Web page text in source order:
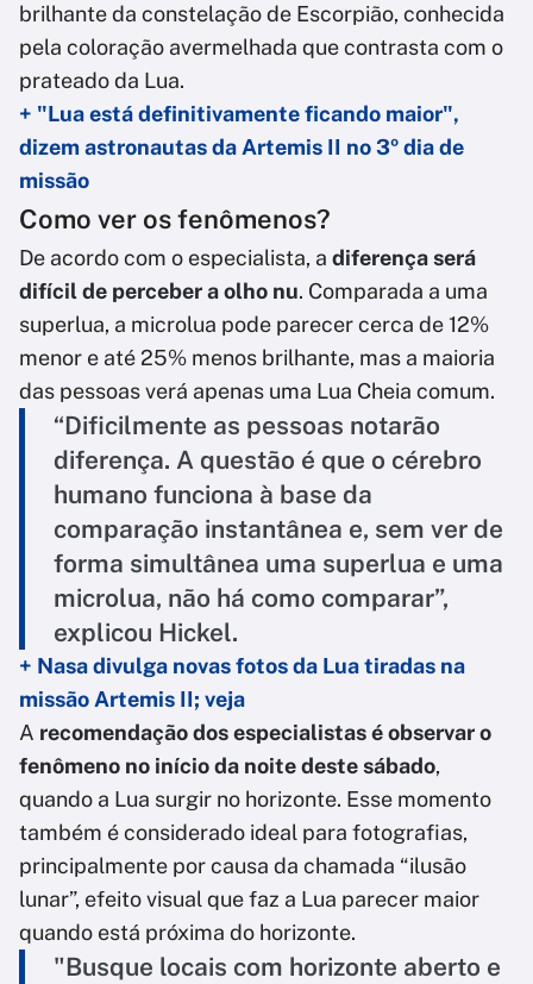
brilhante da constelação de Escorpião, conhecida
pela coloração avermelhada que contrasta com o
prateado da Lua.
+ "Lua está definitivamente ficando maior",
dizem astronautas da Artemis II no 3º dia de
missão
Como ver os fenômenos?
De acordo com o especialista, a diferença será
difícil de perceber a olho nu. Comparada a uma
superlua, a microlua pode parecer cerca de 12%
menor e até 25% menos brilhante, mas a maioria
das pessoas verá apenas uma Lua Cheia comum.
“Dificilmente as pessoas notarão
diferença. A questão é que o cérebro
humano funciona à base da
comparação instantânea e, sem ver de
forma simultânea uma superlua e uma
microlua, não há como comparar”,
explicou Hickel.
+ Nasa divulga novas fotos da Lua tiradas na
missão Artemis II; veja
A recomendação dos especialistas é observar o
fenômeno no início da noite deste sábado,
quando a Lua surgir no horizonte. Esse momento
também é considerado ideal para fotografias,
principalmente por causa da chamada “ilusão
lunar”, efeito visual que faz a Lua parecer maior
quando está próxima do horizonte.
"Busque locais com horizonte aberto e